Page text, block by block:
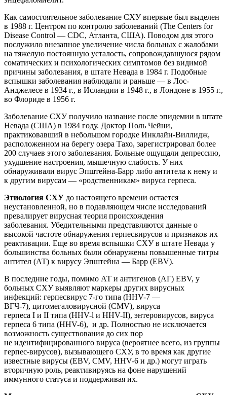
Как самостоятельное заболевание СХУ впервые был выделен
в 1988 г. Центром по контролю заболеваний (The Centers for
Disease Control — CDC, Атланта, США). Поводом для этого
послужило внезапное увеличение числа больных с жалобами
на тяжелую постоянную усталость, сопровождавшуюся рядом
соматических и психологических симптомов без видимой
причины заболевания, в штате Невада в 1984 г. Подобные
вспышки заболевания наблюдали и раньше — в Лос-
Анджелесе в 1934 г., в Исландии в 1948 г., в Лондоне в 1955 г.,
во Флориде в 1956 г.
Заболевание СХУ получило название после эпидемии в штате
Невада (США) в 1984 году. Доктор Поль Чейни,
практиковавший в небольшом городке Инклайн-Виллидж,
расположенном на берегу озера Тахо, зарегистрировал более
200 случаев этого заболевания. Больные ощущали депрессию,
ухудшение настроения, мышечную слабость. У них
обнаруживали вирус Эпштейна-Барр либо антитела к нему и
к другим вирусам — «родственникам» вируса герпеса.
Этиология СХУ до настоящего времени остается
неустановленной, но в подавляющем числе исследований
превалирует вирусная теория происхождения
заболевания. Убедительными представляются данные о
высокой частоте обнаружения герпесвирусов и признаков их
реактивации. Еще во время вспышки СХУ в штате Невада у
большинства больных были обнаружены повышенные титры
антител (АТ) к вирусу Эпштейна — Барр (EBV).
В последние годы, помимо АТ и антигенов (АГ) EВV, у
больных СХУ выявляют маркеры других вирусных
инфекций: герпесвирус 7-го типа (HHV-7 —
ВГЧ-7), цитомегаловирусной (CMV), вируса
герпеса I и II типа (HHV-l и HHV-II), энтеровирусов, вируса
герпеса 6 типа (HHV-6), и др. Полностью не исключается
возможность существования до сих пор
не идентифицированного вируса (вероятнее всего, из группы
герпес-вирусов), вызывающего СХУ, в то время как другие
известные вирусы (EBV, CMV, HHV-6 и др.) могут играть
вторичную роль, реактивируясь на фоне нарушений
иммунного статуса и поддерживая их.